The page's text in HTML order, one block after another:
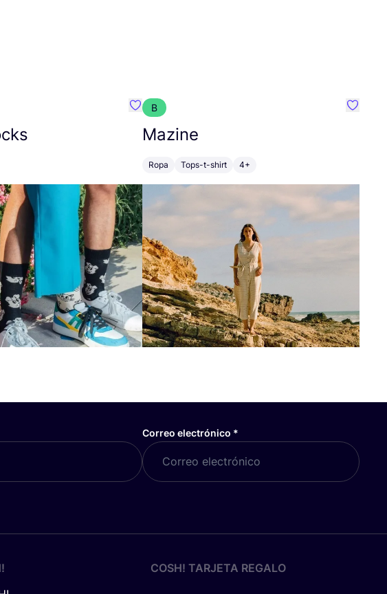
Favoritos {nombre}
B
Mazine
Ropa Tops-t-shirt 4+
Correo electrónico *
!
COSH! TARJETA REGALO